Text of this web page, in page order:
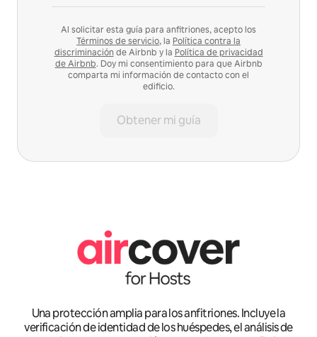
Al solicitar esta guía para anfitriones, acepto los
Términos de servicio, la Política contra la
discriminación de Airbnb y la Política de privacidad
de Airbnb. Doy mi consentimiento para que Airbnb
comparta mi información de contacto con el
edificio.
Obtener mi guía
Una protección amplia para los anfitriones. Incluye la
verificación de identidad de los huéspedes, el análisis de